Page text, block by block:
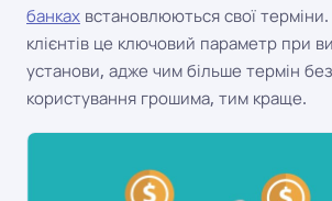
банках встановлюються свої
клієнтів це ключовий параметр при
установи, адже чим більше термін
користування грошима, тим краще.